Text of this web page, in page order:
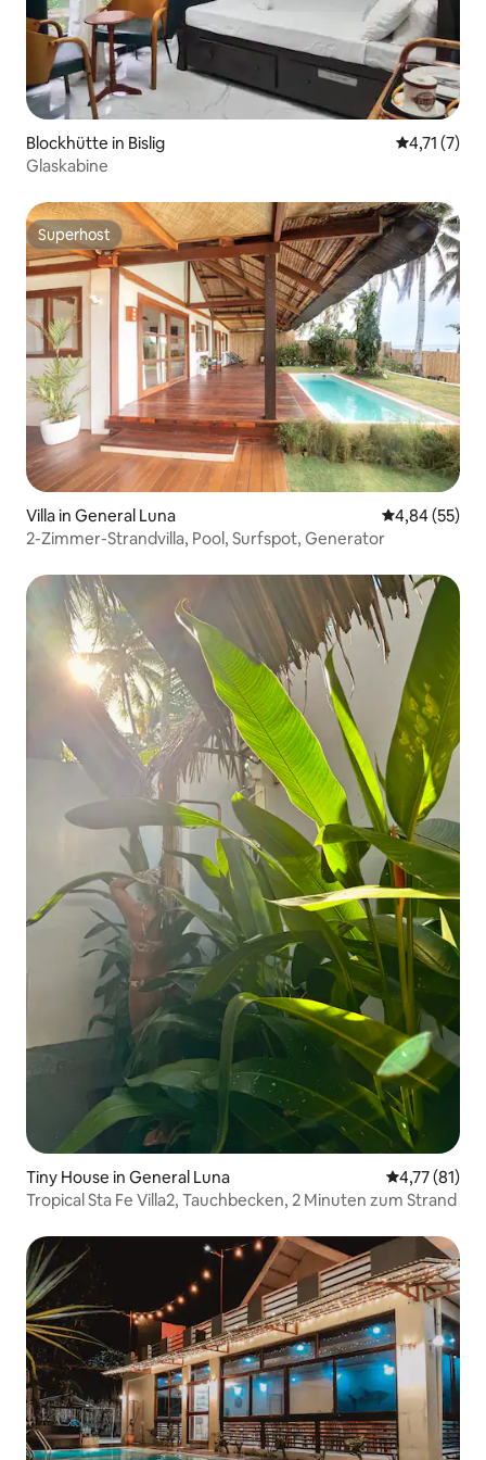
Blockhütte in Bislig
4,71 (7)
Glaskabine
Superhost
Superhost
Villa in General Luna
4,84 (55)
2-Zimmer-Strandvilla, Pool, Surfspot, Generator
Tiny House in General Luna
4,77 (81)
Tropical Sta Fe Villa2, Tauchbecken, 2 Minuten zum Strand